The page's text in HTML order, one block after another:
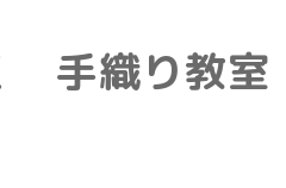
手織り教室